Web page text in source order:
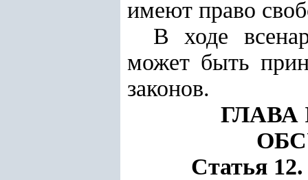
имеют право
В ходе
может быть
законов.
ГЛАВА
Статья